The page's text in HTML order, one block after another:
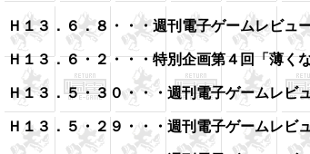
Ｈ１３．６．８・・・週刊電子ゲームレビュ
Ｈ１３．６・２・・・特別企画第４回「薄く
Ｈ１３．５・３０・・・ 週刊電子ゲームレビ
Ｈ１３．５・２９・・・ 週刊電子ゲームレビ